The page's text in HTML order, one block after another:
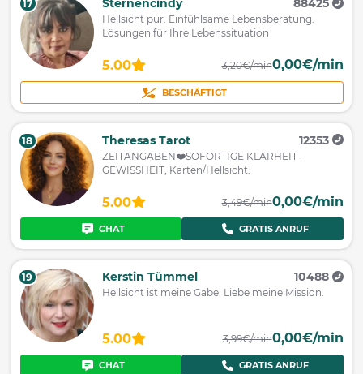
17 Sternencindy 88425
Hellsicht pur. Einfühlsame Lebensberatung.
Lösungen für Ihre Lebenssituation
5.00 3,20€/min0,00€/min
BESCHÄFTIGT
18 Theresas Tarot 12353
ZEITANGABEN❤️SOFORTIGE KLARHEIT -
GEWISSHEIT, Karten/Hellsicht.
5.00 3,49€/min0,00€/min
CHAT GRATIS ANRUF
19 Kerstin Tümmel 10488
Hellsicht ist meine Gabe. Liebe meine Mission.
5.00 3,99€/min0,00€/min
CHAT GRATIS ANRUF